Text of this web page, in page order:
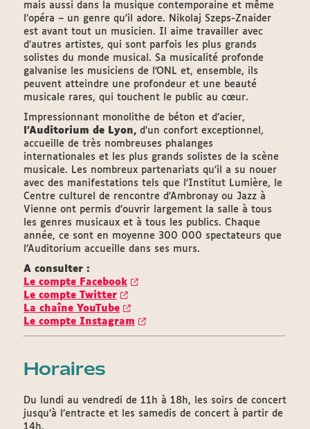
mais aussi dans la musique contemporaine et même
l’opéra – un genre qu’il adore. Nikolaj Szeps-Znaider
est avant tout un musicien. Il aime travailler avec
d’autres artistes, qui sont parfois les plus grands
solistes du monde musical. Sa musicalité profonde
galvanise les musiciens de l’ONL et, ensemble, ils
peuvent atteindre une profondeur et une beauté
musicale rares, qui touchent le public au cœur.
Impressionnant monolithe de béton et d’acier,
l’Auditorium de Lyon, d’un confort exceptionnel,
accueille de très nombreuses phalanges
internationales et les plus grands solistes de la scène
musicale. Les nombreux partenariats qu’il a su nouer
avec des manifestations tels que l’Institut Lumière, le
Centre culturel de rencontre d’Ambronay ou Jazz à
Vienne ont permis d’ouvrir largement la salle à tous
les genres musicaux et à tous les publics. Chaque
année, ce sont en moyenne 300 000 spectateurs que
l’Auditorium accueille dans ses murs.
A consulter :
Le compte Facebook
Le compte Twitter
La chaîne YouTube
Le compte Instagram
Horaires
Du lundi au vendredi de 11h à 18h, les soirs de concert
jusqu’à l’entracte et les samedis de concert à partir de
14h.